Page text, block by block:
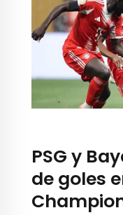
PSG y
de goles